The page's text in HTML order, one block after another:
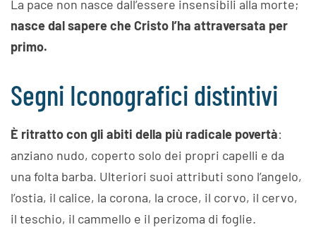
La pace non nasce dall’essere insensibili alla morte;
nasce dal sapere che Cristo l’ha attraversata per
primo.
Segni Iconografici distintivi
È ritratto con gli abiti della più radicale povertà:
anziano nudo, coperto solo dei propri capelli e da
una folta barba. Ulteriori suoi attributi sono l’angelo,
l’ostia, il calice, la corona, la croce, il corvo, il cervo,
il teschio, il cammello e il perizoma di foglie.